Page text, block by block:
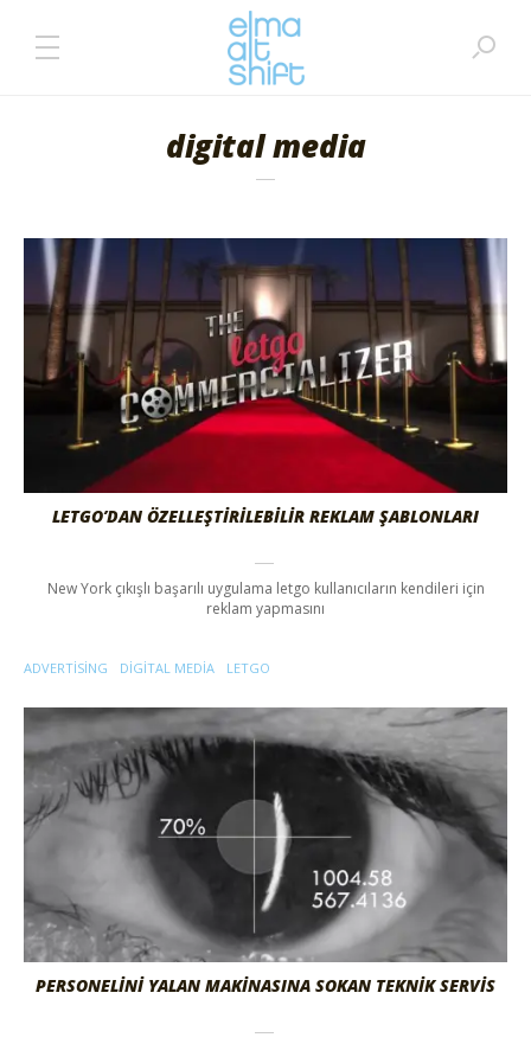
digital media
LETGO’DAN ÖZELLEŞTİRİLEBİLİR REKLAM ŞABLONLARI
New York çıkışlı başarılı uygulama letgo kullanıcıların kendileri için
reklam yapmasını
ADVERTISING DIGITAL MEDIA LETGO
PERSONELİNİ YALAN MAKİNASINA SOKAN TEKNİK SERVİS